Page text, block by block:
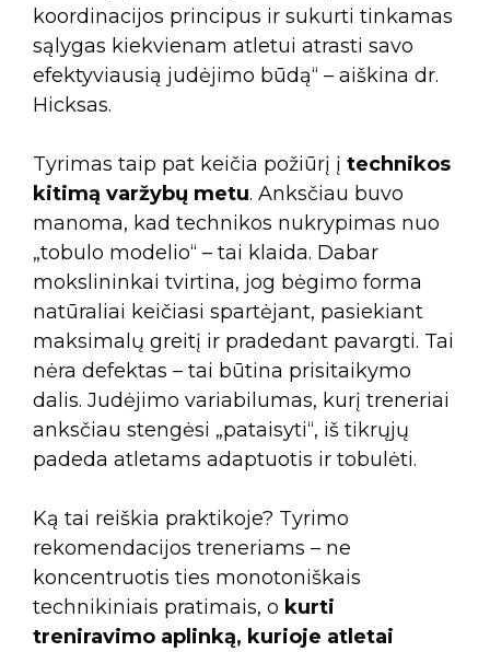
koordinacijos principus ir sukurti tinkamas
sąlygas kiekvienam atletui atrasti savo
efektyviausią judėjimo būdą“ – aiškina dr.
Hicksas.
Tyrimas taip pat keičia požiūrį į technikos
kitimą varžybų metu. Anksčiau buvo
manoma, kad technikos nukrypimas nuo
„tobulo modelio“ – tai klaida. Dabar
mokslininkai tvirtina, jog bėgimo forma
natūraliai keičiasi spartėjant, pasiekiant
maksimalų greitį ir pradedant pavargti. Tai
nėra defektas – tai būtina prisitaikymo
dalis. Judėjimo variabilumas, kurį treneriai
anksčiau stengėsi „pataisyti“, iš tikrųjų
padeda atletams adaptuotis ir tobulėti.
Ką tai reiškia praktikoje? Tyrimo
rekomendacijos treneriams – ne
koncentruotis ties monotoniškais
technikiniais pratimais, o kurti
treniravimo aplinką, kurioje atletai